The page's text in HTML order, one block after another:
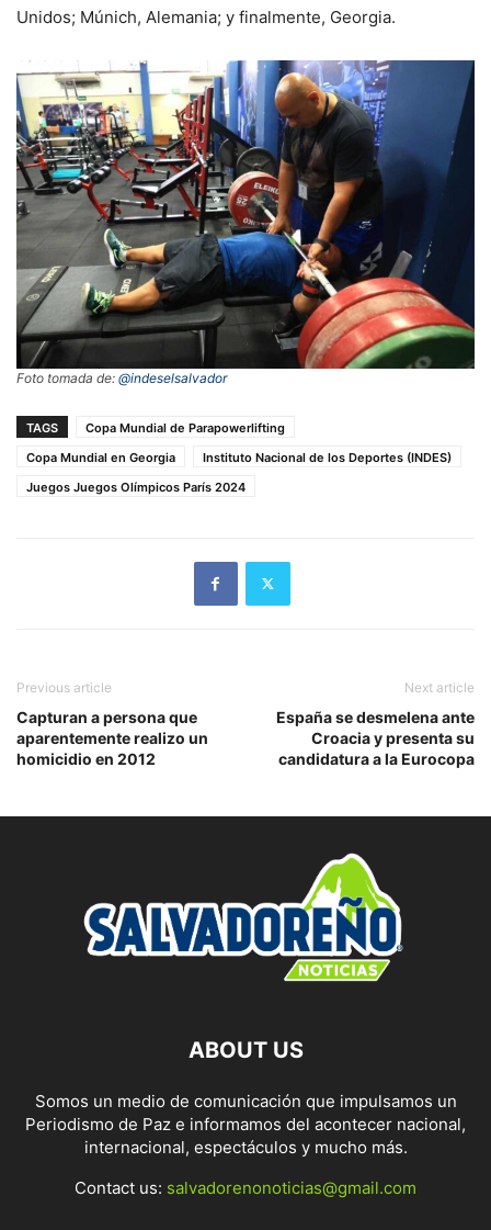
Unidos; Múnich, Alemania; y finalmente, Georgia.
Foto tomada de: @indeselsalvador
TAGS
Copa Mundial de Parapowerlifting
Copa Mundial en Georgia
Instituto Nacional de los Deportes (INDES)
Juegos Juegos Olímpicos París 2024
Previous article
Capturan a persona que
aparentemente realizo un
homicidio en 2012
Next article
España se desmelena ante
Croacia y presenta su
candidatura a la Eurocopa
ABOUT US
Somos un medio de comunicación que impulsamos un
Periodismo de Paz e informamos del acontecer nacional,
internacional, espectáculos y mucho más.
Contact us: salvadorenonoticias@gmail.com